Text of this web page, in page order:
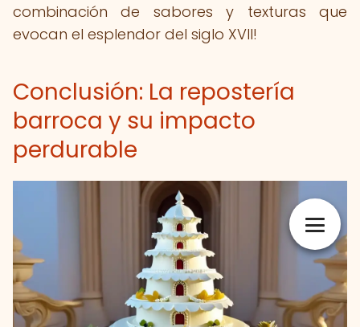
combinación de sabores y texturas que
evocan el esplendor del siglo XVII!
Conclusión: La repostería
barroca y su impacto
perdurable